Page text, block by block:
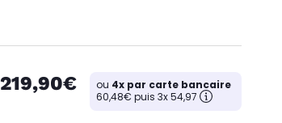
219,90€ ou 4x par carte bancaire
60,48€ puis 3x 54,97